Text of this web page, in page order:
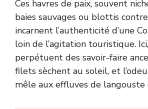
Ces havres de paix, souvent
baies sauvages ou blottis
incarnent l’authenticité d’une
loin de l’agitation touristique.
perpétuent des savoir-faire
filets sèchent au soleil, et
mêle aux effluves de